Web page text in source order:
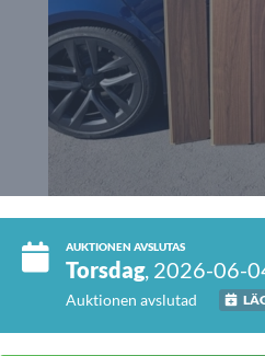
AUKTIONEN AVSLUTAS
Torsdag, 2026-06-
Auktionen avslutad